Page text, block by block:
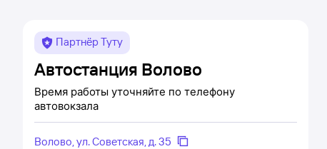
Партнёр Туту
Автостанция Волово
Время работы уточняйте по телефону
автовокзала
Волово, ул. Советская, д. 35